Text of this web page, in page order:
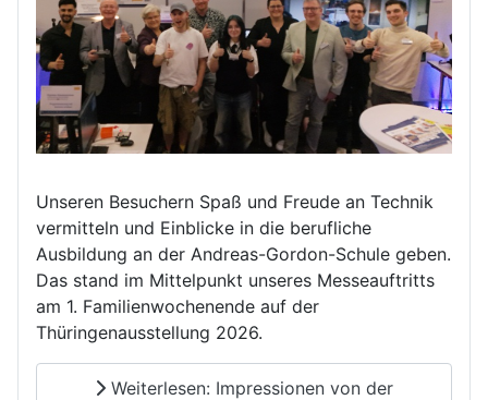
Unseren Besuchern Spaß und Freude an Technik
vermitteln und Einblicke in die berufliche
Ausbildung an der Andreas-Gordon-Schule geben.
Das stand im Mittelpunkt unseres Messeauftritts
am 1. Familienwochenende auf der
Thüringenausstellung 2026.
Weiterlesen: Impressionen von der